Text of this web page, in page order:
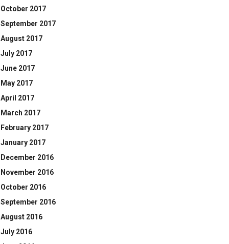
October 2017
September 2017
August 2017
July 2017
June 2017
May 2017
April 2017
March 2017
February 2017
January 2017
December 2016
November 2016
October 2016
September 2016
August 2016
July 2016